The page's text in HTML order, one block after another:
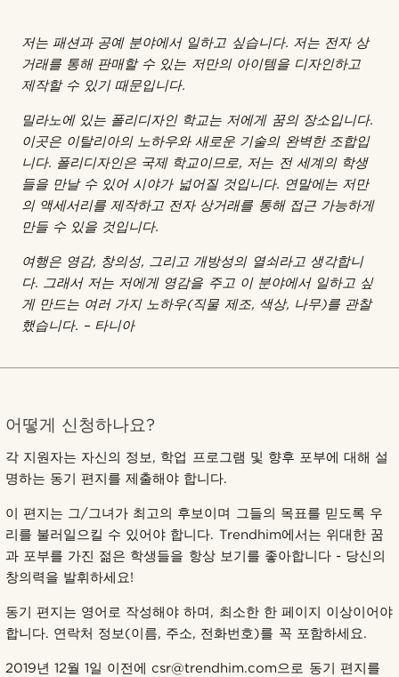
저는 패션과 공예 분야에서 일하고 싶습니다. 저는 전자 상
거래를 통해 판매할 수 있는 저만의 아이템을 디자인하고
제작할 수 있기 때문입니다.
밀라노에 있는 폴리디자인 학교는 저에게 꿈의 장소입니다.
이곳은 이탈리아의 노하우와 새로운 기술의 완벽한 조합입
니다. 폴리디자인은 국제 학교이므로, 저는 전 세계의 학생
들을 만날 수 있어 시야가 넓어질 것입니다. 연말에는 저만
의 액세서리를 제작하고 전자 상거래를 통해 접근 가능하게
만들 수 있을 것입니다.
여행은 영감, 창의성, 그리고 개방성의 열쇠라고 생각합니
다. 그래서 저는 저에게 영감을 주고 이 분야에서 일하고 싶
게 만드는 여러 가지 노하우(직물 제조, 색상, 나무)를 관찰
했습니다. – 타니아
어떻게 신청하나요?
각 지원자는 자신의 정보, 학업 프로그램 및 향후 포부에 대해 설
명하는 동기 편지를 제출해야 합니다.
이 편지는 그/그녀가 최고의 후보이며 그들의 목표를 믿도록 우
리를 불러일으킬 수 있어야 합니다. Trendhim에서는 위대한 꿈
과 포부를 가진 젊은 학생들을 항상 보기를 좋아합니다 - 당신의
창의력을 발휘하세요!
동기 편지는 영어로 작성해야 하며, 최소한 한 페이지 이상이어야
합니다. 연락처 정보(이름, 주소, 전화번호)를 꼭 포함하세요.
2019년 12월 1일 이전에 csr@trendhim.com으로 동기 편지를